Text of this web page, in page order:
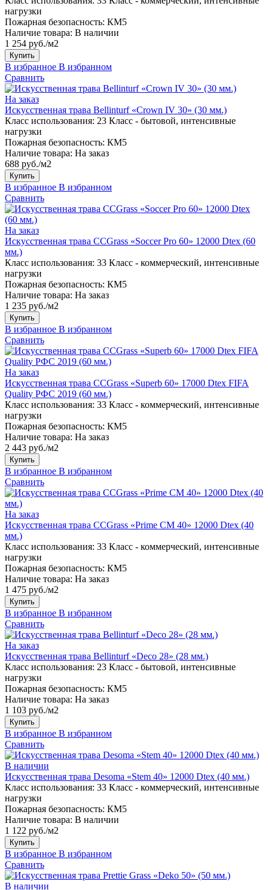
нагрузки
Пожарная безопасность: КМ5
Наличие товара: В наличии
1 254 руб./м2
Купить
В избранное В избранном
Сравнить
На заказ
Искусственная трава Bellinturf «Crown IV 30» (30 мм.)
Класс использования: 23 Класс - бытовой, интенсивные
нагрузки
Пожарная безопасность: КМ5
Наличие товара: На заказ
688 руб./м2
Купить
В избранное В избранном
Сравнить
На заказ
Искусственная трава CCGrass «Soccer Pro 60» 12000 Dtex (60
мм.)
Класс использования: 33 Класс - коммерческий, интенсивные
нагрузки
Пожарная безопасность: КМ5
Наличие товара: На заказ
1 235 руб./м2
Купить
В избранное В избранном
Сравнить
На заказ
Искусственная трава CCGrass «Superb 60» 17000 Dtex FIFA
Quality РФС 2019 (60 мм.)
Класс использования: 33 Класс - коммерческий, интенсивные
нагрузки
Пожарная безопасность: КМ5
Наличие товара: На заказ
2 443 руб./м2
Купить
В избранное В избранном
Сравнить
На заказ
Искусственная трава CCGrass «Prime CM 40» 12000 Dtex (40
мм.)
Класс использования: 33 Класс - коммерческий, интенсивные
нагрузки
Пожарная безопасность: КМ5
Наличие товара: На заказ
1 475 руб./м2
Купить
В избранное В избранном
Сравнить
На заказ
Искусственная трава Bellinturf «Deco 28» (28 мм.)
Класс использования: 23 Класс - бытовой, интенсивные
нагрузки
Пожарная безопасность: КМ5
Наличие товара: На заказ
1 103 руб./м2
Купить
В избранное В избранном
Сравнить
В наличии
Искусственная трава Desoma «Stem 40» 12000 Dtex (40 мм.)
Класс использования: 33 Класс - коммерческий, интенсивные
нагрузки
Пожарная безопасность: КМ5
Наличие товара: В наличии
1 122 руб./м2
Купить
В избранное В избранном
Сравнить
В наличии